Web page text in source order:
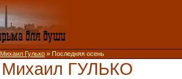
Михаил Гулько » Последняя осень
Михаил ГУЛЬКО